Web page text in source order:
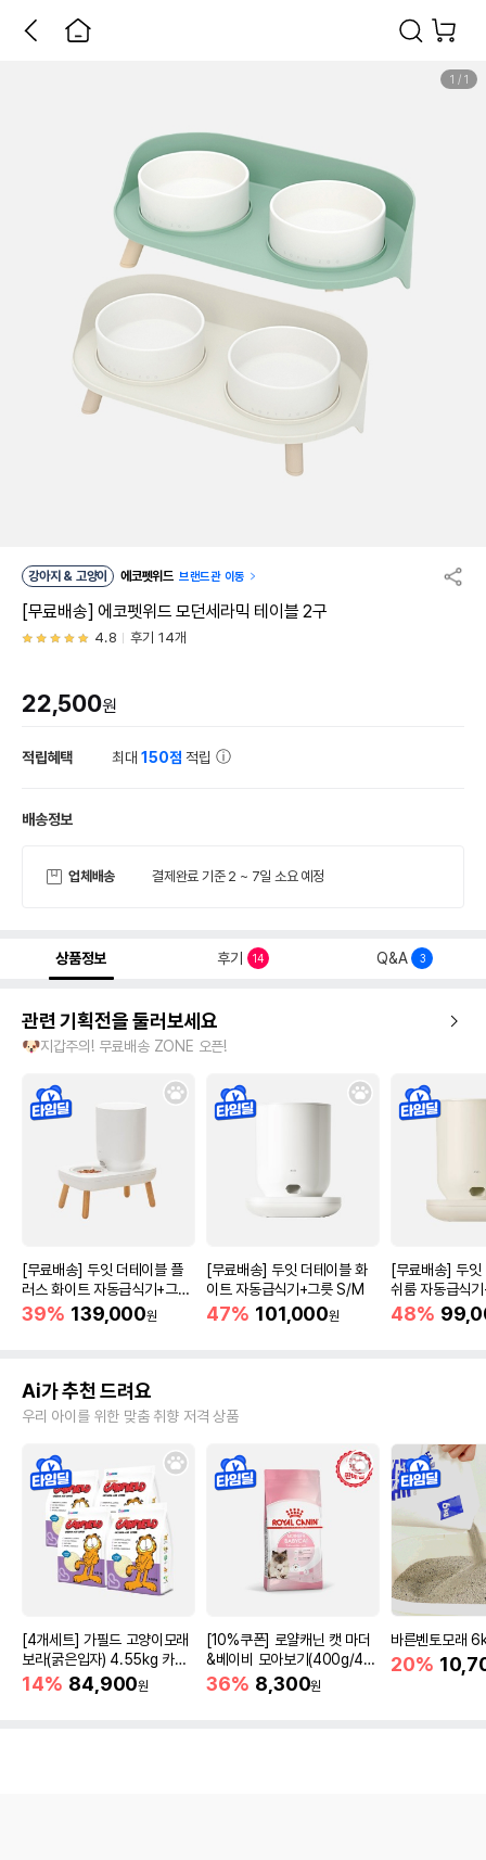
1 / 1
강아지 & 고양이 에코펫위드 브랜드관 이동
[무료배송] 에코펫위드 모던세라믹 테이블 2구
4.8 후기 14개
22,500원
적립혜택 최대150점 적립
배송정보
업체배송 결제완료 기준 2 ~ 7일 소요 예정
상품정보 후기 14 Q&A 3
관련 기획전을 둘러보세요
🐶지갑주의! 무료배송 ZONE 오픈!
[무료배송] 두잇 더테이블 플
러스 화이트 자동급식기+그릇
S/M
39% 139,000원
[무료배송] 두잇 더테이블 화
이트 자동급식기+그릇 S/M
47% 101,000원
[무료배송] 두잇
쉬룸 자동급식
48%
Ai가 추천 드려요
우리 아이를 위한 맞춤 취향 저격 상품
[4개세트] 가필드 고양이모래
보라(굵은입자) 4.55kg 카사
바모래
14% 84,900원
[10%쿠폰] 로얄캐닌 캣 마더
&베이비 모아보기(400g/4/1
0kg)
36% 8,300원
바른벤토모래
20%